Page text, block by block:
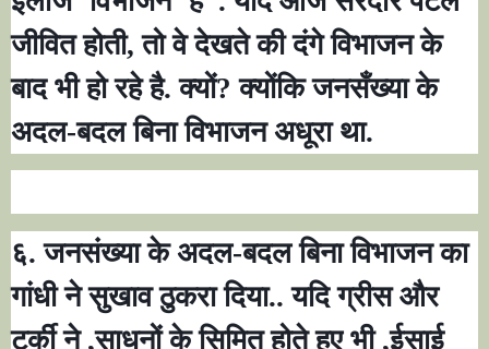
जीवित होती,तो वे देखते की दंगे विभाजन के
बाद भी हो रहे है. क्यों?क्योंकि जनसँख्या के
अदल-बदल बिना विभाजन अधूरा था.
६. जनसंख्या के अदल-बदल बिना विभाजन का
गांधी ने सुखाव ठुकरा दिया.. यदि ग्रीस और
टर्की ने,साधनों के सिमित होते हुए भी,ईसाई